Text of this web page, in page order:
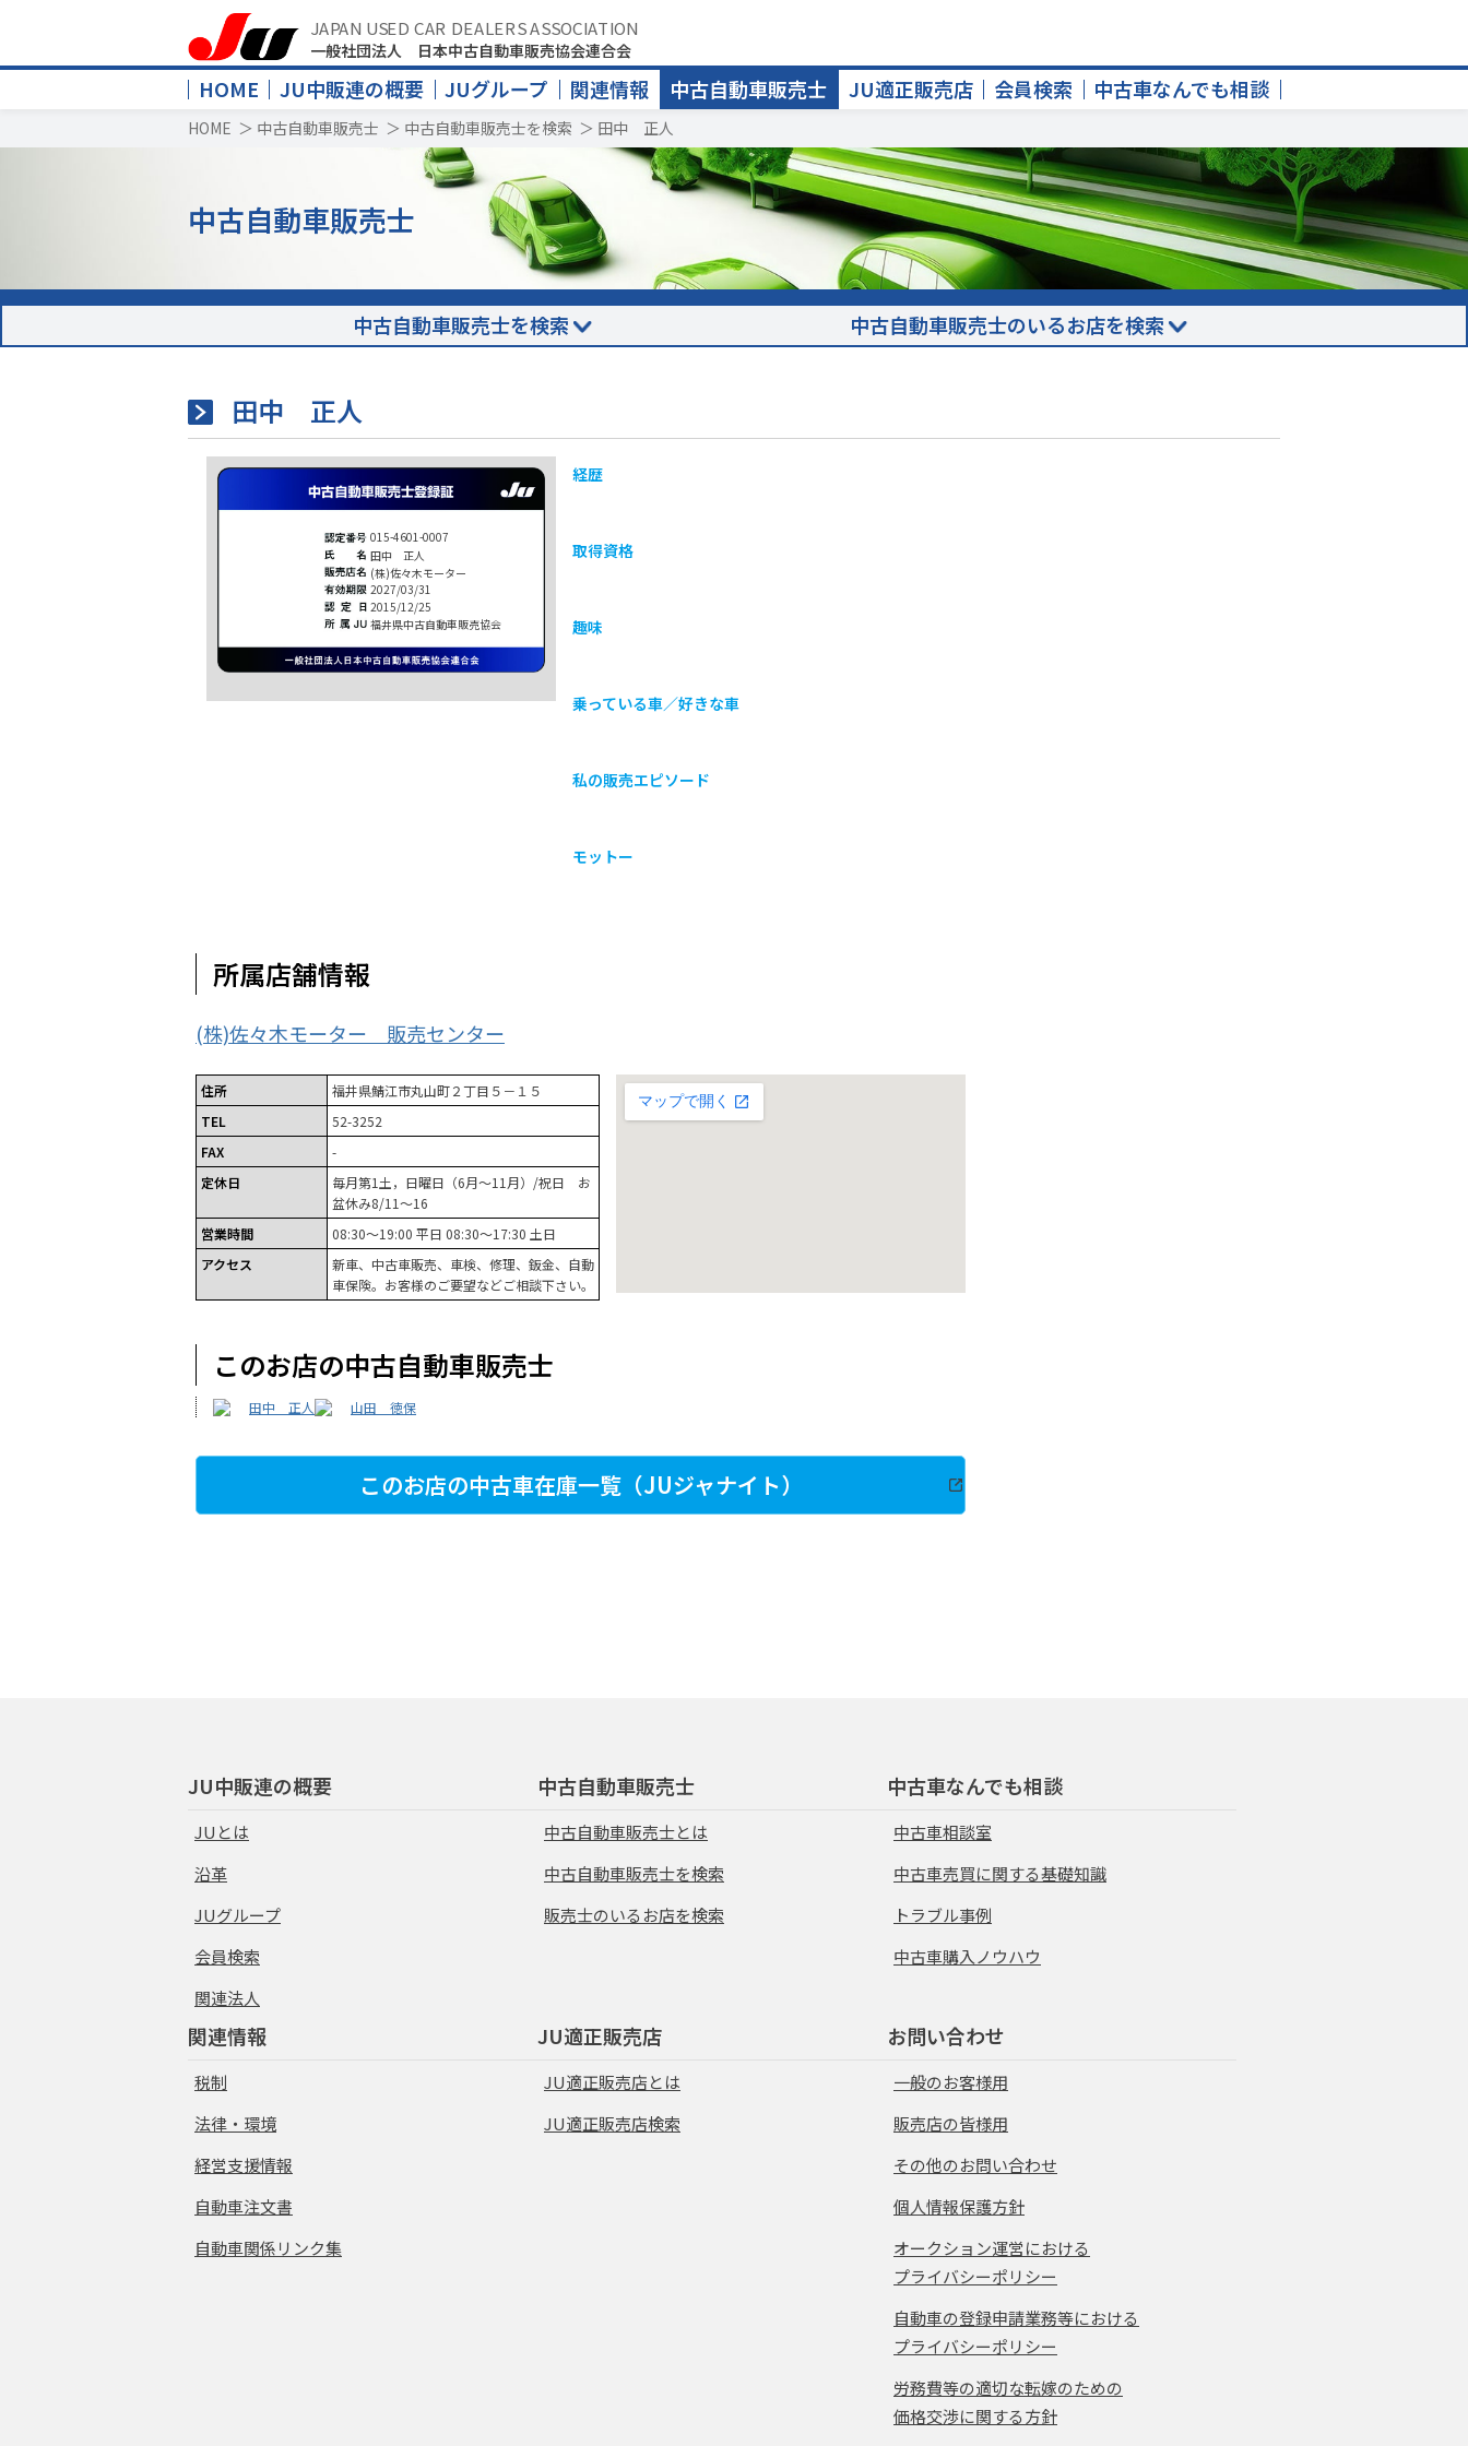
JAPAN USED CAR DEALERS ASSOCIATION
一般社団法人 日本中古自動車販売協会連合会
HOME JU中販連の概要 JUグループ 関連情報 中古自動車販売士 JU適正販売店 会員検索 中古車なんでも相談
HOME ＞ 中古自動車販売士 ＞ 中古自動車販売士を検索 ＞ 田中 正人
中古自動車販売士
中古自動車販売士を検索 中古自動車販売士のいるお店を検索
田中 正人
015-4601-0007
田中 正人
(株)佐々木モーター
2027/03/31
2015/12/25
福井県中古自動車販売協会
経歴
取得資格
趣味
乗っている車／好きな車
私の販売エピソード
モットー
所属店舗情報
(株)佐々木モーター 販売センター
住所
福井県鯖江市丸山町２丁目５－１５
TEL
52-3252
FAX
-
定休日
毎月第1土，日曜日（6月～11月）/祝日 お
盆休み8/11～16
営業時間
08:30～19:00 平日 08:30～17:30 土日
アクセス
新車、中古車販売、車検、修理、鈑金、自動
車保険。お客様のご要望などご相談下さい。
このお店の中古自動車販売士
田中 正人 山田 徳保
このお店の中古車在庫一覧（JUジャナイト）
JU中販連の概要
JUとは
沿革
JUグループ
会員検索
関連法人
中古自動車販売士
中古自動車販売士とは
中古自動車販売士を検索
販売士のいるお店を検索
中古車なんでも相談
中古車相談室
中古車売買に関する基礎知識
トラブル事例
中古車購入ノウハウ
関連情報
税制
法律・環境
経営支援情報
自動車注文書
自動車関係リンク集
JU適正販売店
JU適正販売店とは
JU適正販売店検索
お問い合わせ
一般のお客様用
販売店の皆様用
その他のお問い合わせ
個人情報保護方針
オークション運営における
プライバシーポリシー
自動車の登録申請業務等における
プライバシーポリシー
労務費等の適切な転嫁のための
価格交渉に関する方針